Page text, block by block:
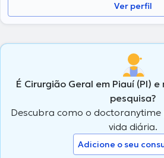
Ver perfil
É Cirurgião Geral em Piauí (PI)
pesquisa?
Descubra como o
vida diária.
Adicione o seu